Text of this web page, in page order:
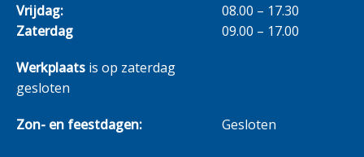
Vrijdag:
08.00 – 17.30
Zaterdag
09.00 – 17.00
Werkplaats is op zaterdag
gesloten
Zon- en feestdagen: Gesloten